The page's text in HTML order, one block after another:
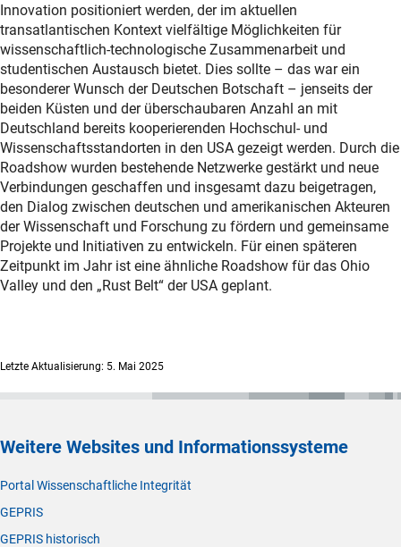
Innovation positioniert werden, der im aktuellen
transatlantischen Kontext vielfältige Möglichkeiten für
wissenschaftlich-technologische Zusammenarbeit und
studentischen Austausch bietet. Dies sollte – das war ein
besonderer Wunsch der Deutschen Botschaft – jenseits der
beiden Küsten und der überschaubaren Anzahl an mit
Deutschland bereits kooperierenden Hochschul- und
Wissenschaftsstandorten in den USA gezeigt werden. Durch die
Roadshow wurden bestehende Netzwerke gestärkt und neue
Verbindungen geschaffen und insgesamt dazu beigetragen,
den Dialog zwischen deutschen und amerikanischen Akteuren
der Wissenschaft und Forschung zu fördern und gemeinsame
Projekte und Initiativen zu entwickeln. Für einen späteren
Zeitpunkt im Jahr ist eine ähnliche Roadshow für das Ohio
Valley und den „Rust Belt“ der USA geplant.
Letzte Aktualisierung: 5. Mai 2025
Weitere Websites und Informationssysteme
Portal Wissenschaftliche Integrität
GEPRIS
GEPRIS historisch